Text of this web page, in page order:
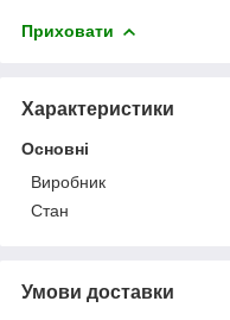
Приховати
Характеристики
Основні
Виробник
Стан
Умови доставки